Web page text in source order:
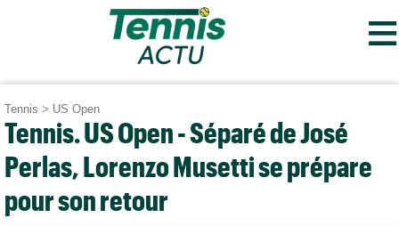
≡
Tennis > US Open
Tennis. US Open - Séparé de José
Perlas, Lorenzo Musetti se prépare
pour son retour